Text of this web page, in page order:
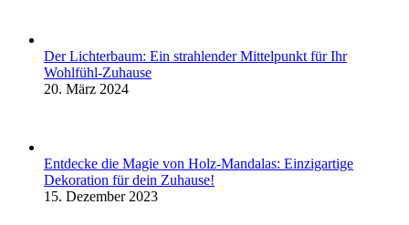
Der Lichterbaum: Ein strahlender Mittelpunkt für Ihr
Wohlfühl-Zuhause
20. März 2024
Entdecke die Magie von Holz-Mandalas: Einzigartige
Dekoration für dein Zuhause!
15. Dezember 2023